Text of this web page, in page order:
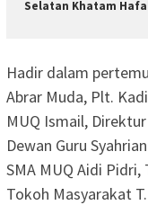
Selatan Khatam
Hadir dalam
Abrar Muda, Plt.
MUQ Ismail,
Dewan Guru
SMA MUQ Aidi
Tokoh Masyarakat